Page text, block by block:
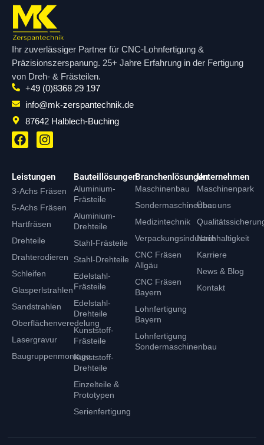
Ihr zuverlässiger Partner für CNC-Lohnfertigung &
Präzisionszerspanung. 25+ Jahre Erfahrung in der Fertigung
von Dreh- & Frästeilen.
+49 (0)8368 29 197
info@mk-zerspantechnik.de
87642 Halblech-Buching
F
a
e
b
o
o
k
I
n
t
a
g
r
a
m
Leistungen
3-Achs Fräsen
5-Achs Fräsen
Hartfräsen
Drehteile
Drahterodieren
Schleifen
Glasperlstrahlen
Sandstrahlen
Oberflächenveredelung
Lasergravur
Baugruppenmontage
Bauteillösungen
Aluminium-
Frästeile
Aluminium-
Drehteile
Stahl-Frästeile
Stahl-Drehteile
Edelstahl-
Frästeile
Edelstahl-
Drehteile
Kunststoff-
Frästeile
Kunststoff-
Drehteile
Einzelteile &
Prototypen
Serienfertigung
Branchenlösungen
Maschinenbau
Sondermaschinenbau
Medizintechnik
Verpackungsindustrie
CNC Fräsen
Allgäu
CNC Fräsen
Bayern
Lohnfertigung
Bayern
Lohnfertigung
Sondermaschinenbau
Unternehmen
Maschinenpark
Über uns
Nachhaltigkeit
Karriere
News & Blog
Kontakt